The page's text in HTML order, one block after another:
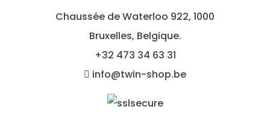
Chaussée de Waterloo 922, 1000
Bruxelles, Belgique.
+32 473 34 63 31
info@twin-shop.be